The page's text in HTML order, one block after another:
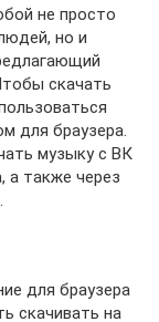
не просто
но и
скачать
для браузера.
музыку с ВК
а также через
для браузера
скачивать на